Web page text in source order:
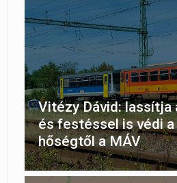
Vitézy Dávid: lassítja
és festéssel is védi
hőségtől a MÁV